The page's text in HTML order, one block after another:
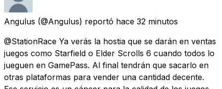
Angulus (@Angulus) reportó hace 32 minutos
@StationRace Ya verás la hostia que se darán en ventas
juegos como Starfield o Elder Scrolls 6 cuando todos lo
jueguen en GamePass. Al final tendrán que sacarlo en
otras plataformas para vender una cantidad decente.